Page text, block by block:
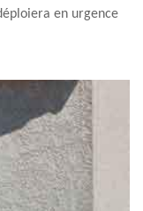
en urgence